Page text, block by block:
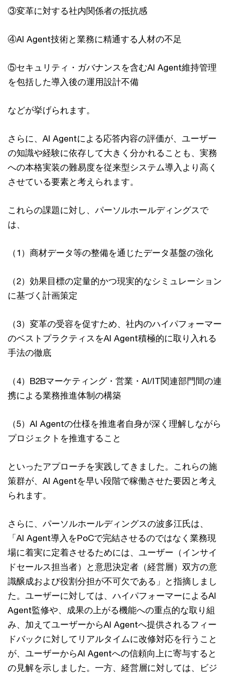
③変革に対する社内関係者の抵抗感
④AI Agent技術と業務に精通する人材の不足
⑤セキュリティ・ガバナンスを含むAI Agent維持管理
を包括した導入後の運用設計不備
などが挙げられます。
さらに、AI Agentによる応答内容の評価が、ユーザー
の知識や経験に依存して大きく分かれることも、実務
への本格実装の難易度を従来型システム導入より高く
させている要素と考えられます。
これらの課題に対し、パーソルホールディングスで
は、
（1）商材データ等の整備を通じたデータ基盤の強化
（2）効果目標の定量的かつ現実的なシミュレーション
に基づく計画策定
（3）変革の受容を促すため、社内のハイパフォーマー
のベストプラクティスをAI Agent積極的に取り入れる
手法の徹底
（4）B2Bマーケティング・営業・AI/IT関連部門間の連
携による業務推進体制の構築
（5）AI Agentの仕様を推進者自身が深く理解しながら
プロジェクトを推進すること
といったアプローチを実践してきました。これらの施
策群が、AI Agentを早い段階で稼働させた要因と考え
られます。
さらに、パーソルホールディングスの波多江氏は、
「AI Agent導入をPoCで完結させるのではなく業務現
場に着実に定着させるためには、ユーザー（インサイ
ドセールス担当者）と意思決定者（経営層）双方の意
識醸成および役割分担が不可欠である」と指摘しまし
た。ユーザーに対しては、ハイパフォーマーによるAI
Agent監修や、成果の上がる機能への重点的な取り組
み、加えてユーザーからAI Agentへ提供されるフィー
ドバックに対してリアルタイムに改修対応を行うこと
が、ユーザーからAI Agentへの信頼向上に寄与すると
の見解を示しました。一方、経営層に対しては、ビジ